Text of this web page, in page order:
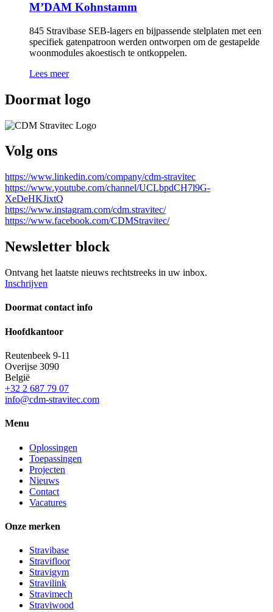
M’DAM Kohnstamm
845 Stravibase SEB-lagers en bijpassende stelplaten met een
specifiek gatenpatroon werden ontworpen om de gestapelde
woonmodules akoestisch te ontkoppelen.
Lees meer
Doormat logo
Volg ons
https://www.linkedin.com/company/cdm-stravitec
https://www.youtube.com/channel/UCLbpdCH7l9G-
XeDeHKJixtQ
https://www.instagram.com/cdm.stravitec/
https://www.facebook.com/CDMStravitec/
Newsletter block
Ontvang het laatste nieuws rechtstreeks in uw inbox.
Inschrijven
Doormat contact info
Hoofdkantoor
Reutenbeek 9-11
Overijse 3090
België
+32 2 687 79 07
info@cdm-stravitec.com
Menu
Oplossingen
Toepassingen
Projecten
Nieuws
Contact
Vacatures
Onze merken
Stravibase
Stravifloor
Stravigym
Stravilink
Stravimech
Straviwood